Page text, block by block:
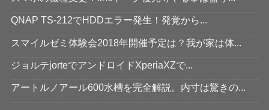
QNAP TS-212でHDDエラー発生！発覚から...
スマイルゼミ体験会2018年開催予定は？我が家は体...
ジョルテjorteでアンドロイドXperiaXZで...
アートルノアール600水槽を完全解説。内寸は驚きの...